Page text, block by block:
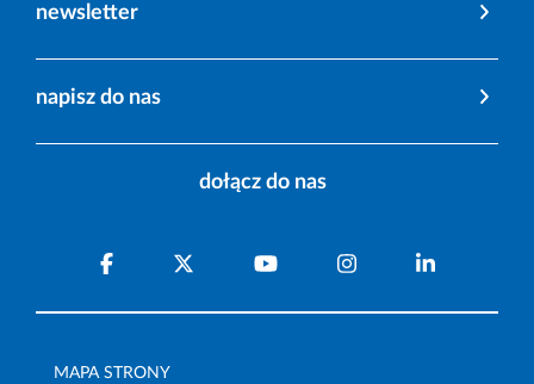
newsletter
napisz do nas
dołącz do nas
MAPA STRONY